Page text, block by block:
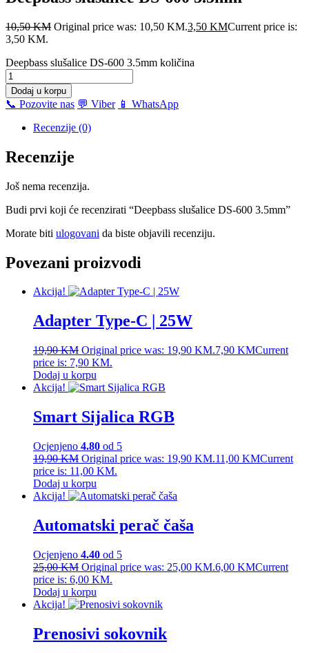
10,50KM Original price was: 10,50 KM.3,50 KMCurrent price is:
3,50 KM.
Deepbass slušalice DS-600 3.5mm količina
Dodaj u korpu
📞 Pozovite nas 💬 Viber 📱 WhatsApp
Recenzije (0)
Recenzije
Još nema recenzija.
Budi prvi koji će recenzirati “Deepbass slušalice DS-600 3.5mm”
Morate biti ulogovani da biste objavili recenziju.
Povezani proizvodi
Akcija!
Adapter Type-C | 25W
19,90KM Original price was: 19,90 KM.7,90 KMCurrent
price is: 7,90 KM.
Dodaj u korpu
Akcija!
Smart Sijalica RGB
Ocjenjeno 4.80 od 5
19,90KM Original price was: 19,90 KM.11,00 KMCurrent
price is: 11,00 KM.
Dodaj u korpu
Akcija!
Automatski perač čaša
Ocjenjeno 4.40 od 5
25,00KM Original price was: 25,00 KM.6,00 KMCurrent
price is: 6,00 KM.
Dodaj u korpu
Akcija!
Prenosivi sokovnik